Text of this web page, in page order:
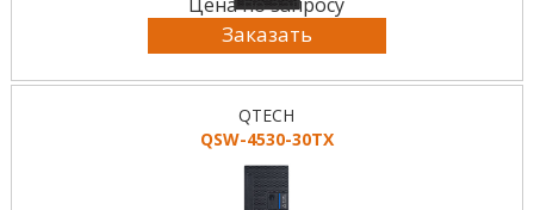
Заказать
QTECH
QSW-4530-30TX